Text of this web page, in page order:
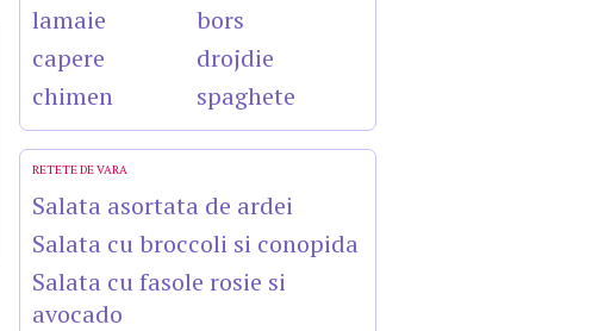
lamaie
capere
chimen
bors
drojdie
spaghete
RETETE DE VARA
Salata asortata de ardei
Salata cu broccoli si conopida
Salata cu fasole rosie si
avocado